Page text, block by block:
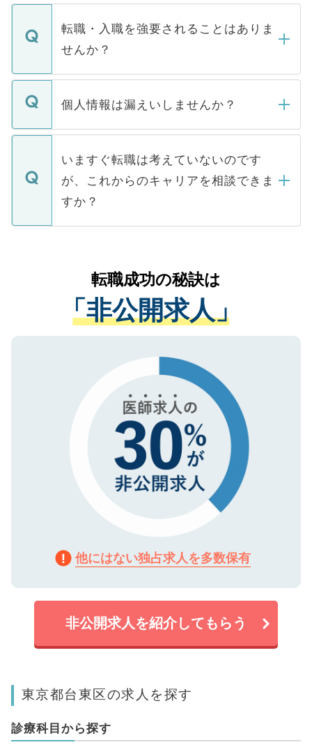
ます。通常、5営業日以内にはご連絡をせて
いただきますので、しばらくお待ちくださ
マイナビDOCTORで取り扱っている求人の
うち約3割は、Webサイトからご覧いただ
けない「非公開求人」です。非公開求人は
下記の理由によって、一般には公開してい
ません。
■応募殺到を避けるため 人気のある医療機
関を公にしてしまうと、応募が殺到する場
に、医療機関が求める条件に合った人材の
みを人材紹介会社に依頼するケースが増え
ています。
転職・入職を強要されることはありま
せんか？
転職・入職を強要することは一切ありませ
ん。また、仮に応募先から内定をいただい
定を承諾する必要はありません。内定先へ
の辞退の連絡はキャリアパートナーが行い
個人情報は漏えいしませんか？
個人情報が漏えいすることはありませんの
で、ご安心ください。当サイトからの登録
などで収集したご登録者様の個人情報は、
ご本人のキャリアアップおよび転職活動の
支援を目的に使用いたします。お預かりし
ているすべての個人データはご本人の許可
は、個人情報の取り扱いについての厳密な
管理基準を満たした事業者のみに付与され
る、プライバシーマークを取得済みです。
で、機密保持に関してもご安心ください。
いますぐ転職は考えていないのです
が、これからのキャリアを相談できま
すか？
かがいして、現在の医療機関の状況や紹介
経験をまじえながら、適切なアドバイスを
させていただきます。すぐにご転職をされ
ない方には、長期的なサポートが可能です
ので、まずはご登録ください。
転職成功の秘訣は
「非公開求人」
他にはない独占求人を多数保有
非公開求人を紹介してもらう
東京都台東区の求人を探す
診療科目から探す